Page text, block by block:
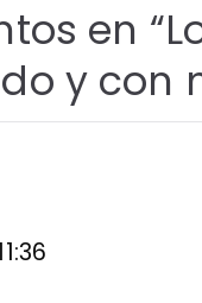
en “
y con